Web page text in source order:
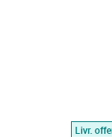
Livr.